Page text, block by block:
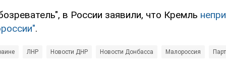
в России заявили, что Кремль
.
ЛНР Новости ДНР Новости Донбасса Малороссия